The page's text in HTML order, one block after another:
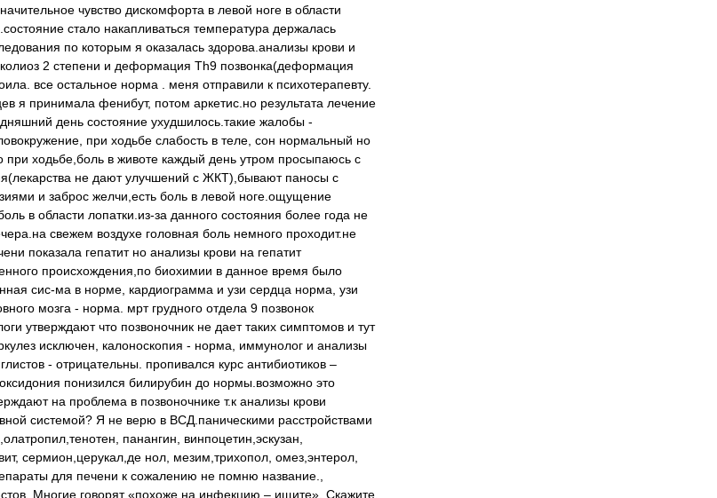
чувство дискомфорта в левой ноге в области
стало накапливаться температура держалась
по которым я оказалась здорова.анализы крови и
2 степени и деформация Th9 позвонка(деформация
все остальное норма . меня отправили к психотерапевту.
я принимала фенибут, потом аркетис.но результата лечение
день состояние ухудшилось.такие жалобы -
при ходьбе слабость в теле, сон нормальный но
ходьбе,боль в животе каждый день утром просыпаюсь с
не дают улучшений с ЖКТ),бывают паносы с
и заброс желчи,есть боль в левой ноге.ощущение
в области лопатки.из-за данного состояния более года не
свежем воздухе головная боль немного проходит.не
показала гепатит но анализы крови на гепатит
происхождения,по биохимии в данное время было
сис-ма в норме, кардиограмма и узи сердца норма, узи
мозга - норма. мрт грудного отдела 9 позвонок
утверждают что позвоночник не дает таких симптомов и тут
исключен, калоноскопия - норма, иммунолог и анализы
- отрицательны. пропивался курс антибиотиков –
понизился билирубин до нормы.возможно это
на проблема в позвоночнике т.к анализы крови
системой? Я не верю в ВСД.паническими расстройствами
панангин, винпоцетин,эскузан,
сермион,церукал,де нол, мезим,трихопол, омез,энтерол,
для печени к сожалению не помню название.,
Многие говорят «похоже на инфекцию – ищите». Скажите,